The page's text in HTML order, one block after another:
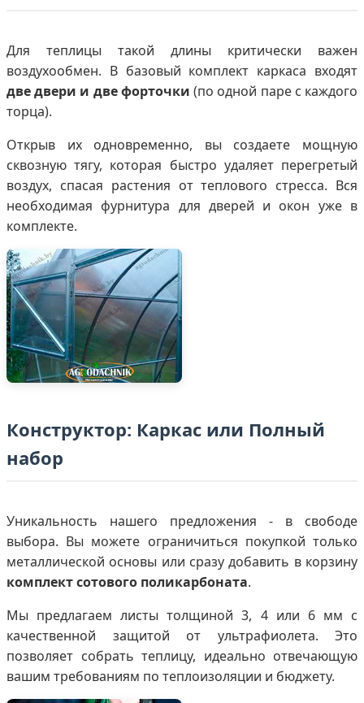
Для теплицы такой длины критически важен
воздухообмен. В базовый комплект каркаса входят
две двери и две форточки (по одной паре с каждого
торца).
Открыв их одновременно, вы создаете мощную
сквозную тягу, которая быстро удаляет перегретый
воздух, спасая растения от теплового стресса. Вся
необходимая фурнитура для дверей и окон уже в
комплекте.
Конструктор: Каркас или Полный
набор
Уникальность нашего предложения - в свободе
выбора. Вы можете ограничиться покупкой только
металлической основы или сразу добавить в корзину
комплект сотового поликарбоната.
Мы предлагаем листы толщиной 3, 4 или 6 мм с
качественной защитой от ультрафиолета. Это
позволяет собрать теплицу, идеально отвечающую
вашим требованиям по теплоизоляции и бюджету.